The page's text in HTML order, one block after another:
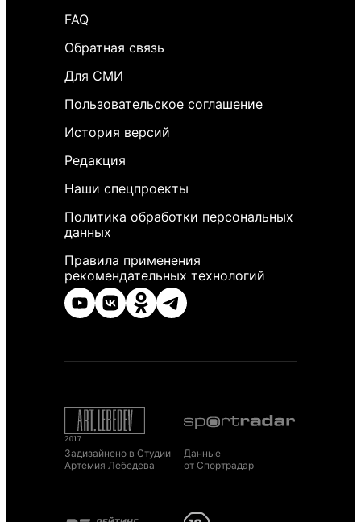
FAQ
Обратная связь
Для СМИ
Пользовательское соглашение
История версий
Редакция
Наши спецпроекты
Политика обработки персональных
данных
Правила применения
рекомендательных технологий
Задизайнено в Студии
Артемия Лебедева
Данные
от Спортрадар